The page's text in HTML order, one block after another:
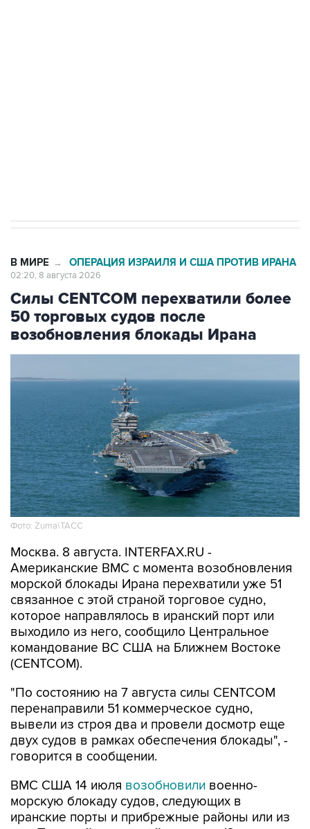
Силы CENTCOM перехватили более
50 торговых судов после
возобновления блокады Ирана
Фото: Zuma\ТАСС
Москва. 8 августа. INTERFAX.RU -
морской блокады Ирана перехватили уже 51
связанное с этой страной торговое судно,
которое направлялось в иранский порт или
выходило из него, сообщило Центральное
командование ВС США на Ближнем Востоке
(CENTCOM).
"По состоянию на 7 августа силы CENTCOM
вывели из строя два и провели досмотр еще
двух судов в рамках обеспечения блокады", -
говорится в сообщении.
ВМС США 14 июлявозобновили
иранские порты и прибрежные районы или из
них. Прежний режим действовал с 13 апреля по
18 июня.